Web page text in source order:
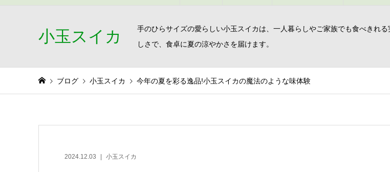
小玉スイカ
手のひらサイズの愛らしい小玉スイカは、一人暮らしやご家族でも食べきれ
しさで、食卓に夏の涼やかさを届けます。
ブログ 小玉スイカ 今年の夏を彩る逸品!小玉スイカの魔法のような味体験
2024.12.03 小玉スイカ